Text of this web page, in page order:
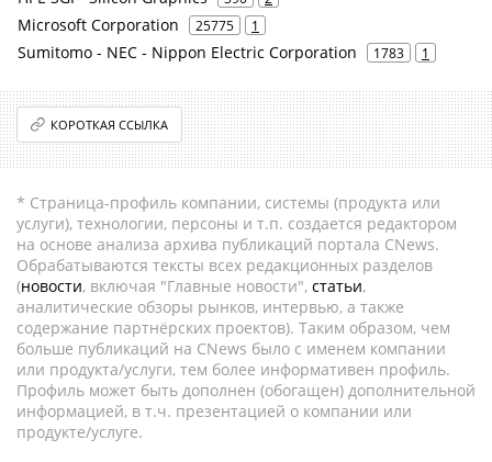
Microsoft Corporation 25775 1
Sumitomo - NEC - Nippon Electric Corporation 1783 1
КОРОТКАЯ ССЫЛКА
* Страница-профиль компании, системы (продукта или
услуги), технологии, персоны и т.п. создается редактором
на основе анализа архива публикаций портала CNews.
Обрабатываются тексты всех редакционных разделов
(новости, включая "Главные новости", статьи,
аналитические обзоры рынков, интервью, а также
содержание партнёрских проектов). Таким образом, чем
больше публикаций на CNews было с именем компании
или продукта/услуги, тем более информативен профиль.
Профиль может быть дополнен (обогащен) дополнительной
информацией, в т.ч. презентацией о компании или
продукте/услуге.